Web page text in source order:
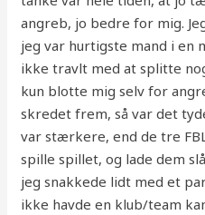
angreb, jo bedre for mig.
jeg var hurtigste mand i en
ikke travlt med at splitte
kun blotte mig selv for
skredet frem, så var det
var stærkere, end de tre
spille spillet, og lade dem
jeg snakkede lidt med et
ikke havde en klub/team